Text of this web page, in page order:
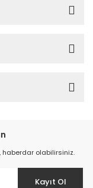
haberdar olabilirsiniz.
Kayıt Ol